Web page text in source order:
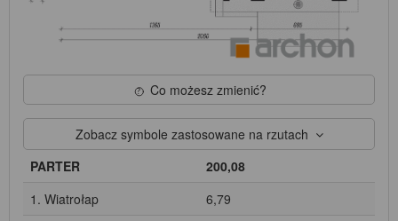
Co możesz zmienić?
Zobacz symbole zastosowane na rzutach
PARTER
200,08
1. Wiatrołap
6,79